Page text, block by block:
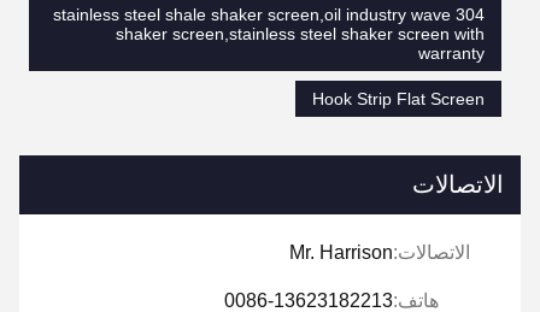
304 stainless steel shale shaker screen,oil industry wave
shaker screen,stainless steel shaker screen with
warranty
Hook Strip Flat Screen
الاتصالات
الاتصالات:Mr. Harrison
هاتف:0086-13623182213